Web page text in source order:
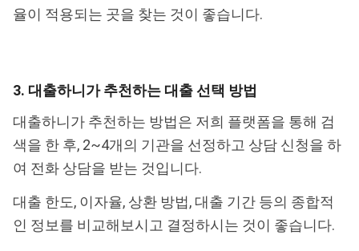
율이 적용되는 곳을 찾는 것이 좋습니다.
3. 대출하니가 추천하는 대출 선택 방법
대출하니가 추천하는 방법은 저희 플랫폼을 통해 검
색을 한 후, 2~4개의 기관을 선정하고 상담 신청을 하
여 전화 상담을 받는 것입니다.
대출 한도, 이자율, 상환 방법, 대출 기간 등의 종합적
인 정보를 비교해보시고 결정하시는 것이 좋습니다.